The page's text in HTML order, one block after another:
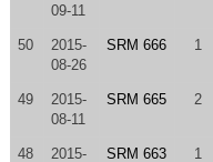
09-11
50
2015-
08-26
SRM 666 1
49
2015-
08-11
SRM 665 2
48
2015-
SRM 663 1